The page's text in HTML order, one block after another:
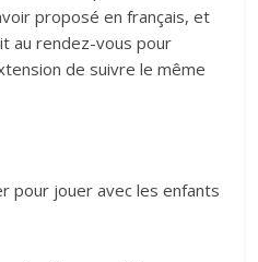
proposé en français, et
au rendez-vous pour
de suivre le même
pour jouer avec les enfants